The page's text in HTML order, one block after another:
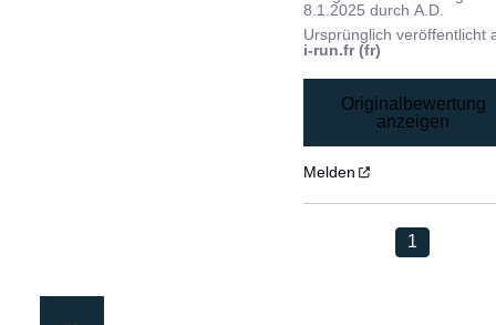
8.1.2025 durchA.D.
Ursprünglich veröffentlicht
i-run.fr (fr)
Originalbewertung
anzeigen
Melden
1